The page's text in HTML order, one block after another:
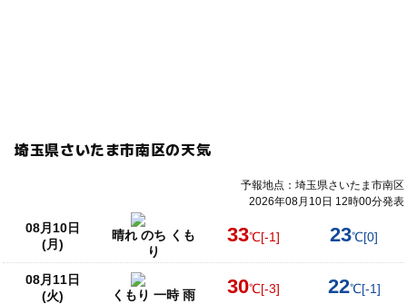
埼玉県さいたま市南区の天気
予報地点：埼玉県さいたま市南区
2026年08月10日 12時00分発表
08月10日
(月)
晴れ のち くも
り
33℃[-1] 23℃[0]
08月11日
(火)
くもり 一時 雨 30℃[-3] 22℃[-1]